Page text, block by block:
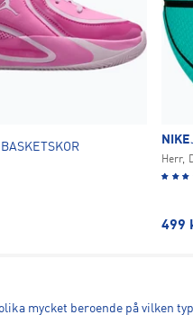
NIKE
Herr,
499
mycket beroende på vilken